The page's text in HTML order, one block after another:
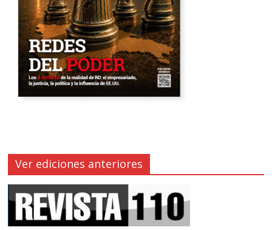
Ver ediciones anteriores